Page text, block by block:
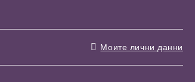
Моите лични данни